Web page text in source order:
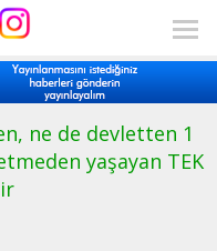
ne de devletten 1
yaşayan TEK